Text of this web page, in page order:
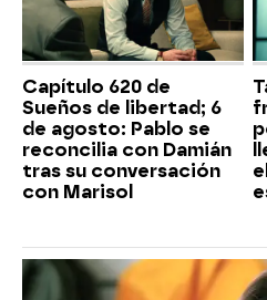
Capítulo 620 de
Sueños de libertad; 6
de agosto: Pablo se
reconcilia con Damián
tras su conversación
con Marisol